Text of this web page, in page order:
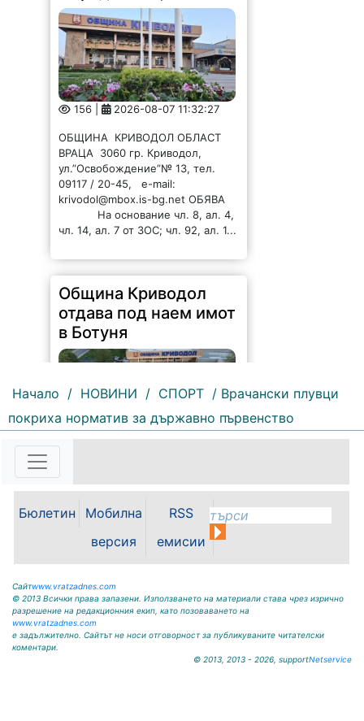
156 | 2026-08-07 11:32:27
ОБЩИНА КРИВОДОЛ ОБЛАСТ
ВРАЦА 3060 гр. Криводол,
ул.”Освобождение”№ 13, тел.
09117 / 20-45, e-mail:
krivodol@mbox.is-bg.net ОБЯВА
На основание чл. 8, ал. 4,
чл. 14, ал. 7 от ЗОС; чл. 92, ал. 1...
Община Криводол
отдава под наем имот
в Ботуня
ОБЩИНА КРИВОДОЛ ОБЛАСТ
„Освобождение” № 13, тел.
krivodol@mbox.is-bg.net ОБЯВА
Начало / НОВИНИ / СПОРТ / Врачански плувци
покриха норматив за държавно първенство
Бюлетин
Мобилна
версия
RSS
емисии
Сайтwww.vratzadnes.com
© 2013 Всички права запазени. Използването на материали става чрез изрично
разрешение на редакционния екип, като позоваването на
www.vratzadnes.com
е задължително. Сайтът не носи отговорност за публикуваните читателски
коментари.
© 2013, 2013 - 2026, supportNetservice